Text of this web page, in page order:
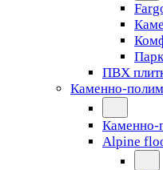
ПВХ
Каменно-
Каменно-
Alpine